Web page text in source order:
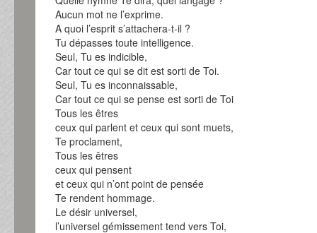
Aucun mot ne l’exprime.
A quoi l’esprit s’attachera-t-il ?
Tu dépasses toute intelligence.
Seul, Tu es indicible,
Car tout ce qui se dit est sorti de Toi.
Seul, Tu es inconnaissable,
Car tout ce qui se pense est sorti de Toi
Tous les êtres
ceux qui parlent et ceux qui sont muets,
Te proclament,
Tous les êtres
ceux qui pensent
et ceux qui n’ont point de pensée
Te rendent hommage.
Le désir universel,
l’universel gémissement tend vers Toi,